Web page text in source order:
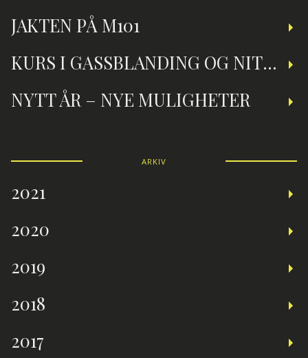
JAKTEN PÅ M101
KURS I GASSBLANDING OG NITROXDYKKING
NYTT ÅR – NYE MULIGHETER
ARKIV
2021
2020
2019
2018
2017